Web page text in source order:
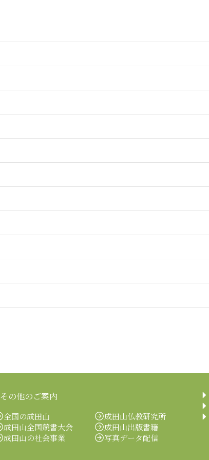
その他のご案内
全国の成田山
成田山全国競書大会
成田山の社会事業
成田山仏教研究所
成田山出版書籍
写真データ配信